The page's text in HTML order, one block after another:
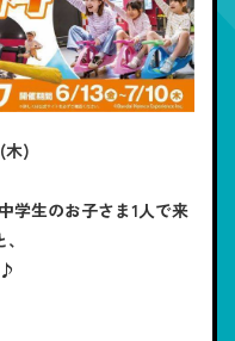
木)
学生のお子さま1人で来